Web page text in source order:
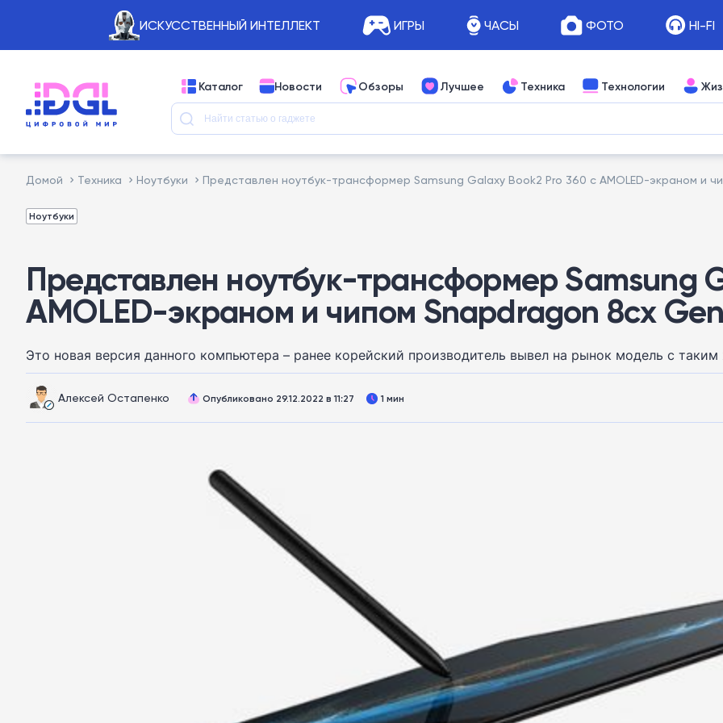
ИСКУССТВЕННЫЙ ИНТЕЛЛЕКТ ИГРЫ ЧАСЫ ФОТО HI-FI
Каталог Новости Обзоры Лучшее Техника Технологии
Домой Техника Ноутбуки Представлен ноутбук-трансформер Samsung Galaxy Book2 Pro 360 с AMOLED-экраном и
Ноутбуки
Представлен ноутбук-трансформер Samsung
AMOLED-экраном и чипом Snapdragon 8cx
Это новая версия данного компьютера – ранее корейский производитель вывел на рынок модель с
Алексей Остапенко Опубликовано 29.12.2022 в 11:27 1 мин